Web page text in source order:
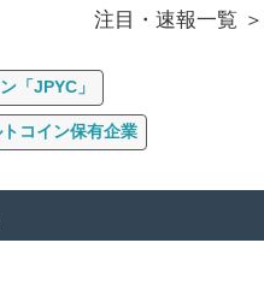
注目・速報一覧
「JPYC」
コイン保有企業